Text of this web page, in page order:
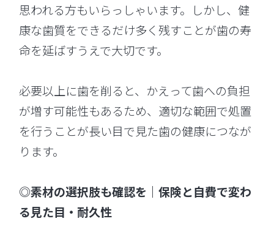
思われる方もいらっしゃいます。しかし、健
康な歯質をできるだけ多く残すことが歯の寿
命を延ばすうえで大切です。
必要以上に歯を削ると、かえって歯への負担
が増す可能性もあるため、適切な範囲で処置
を行うことが長い目で見た歯の健康につなが
ります。
◎素材の選択肢も確認を｜保険と自費で変わ
る見た目・耐久性